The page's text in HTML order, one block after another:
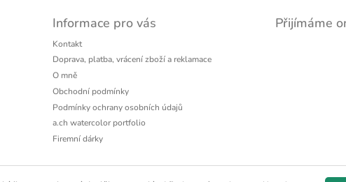
Informace pro vás
Kontakt
Doprava, platba, vrácení zboží a reklamace
O mně
Obchodní podmínky
Podmínky ochrany osobních údajů
a.ch watercolor portfolio
Firemní dárky
Přijímáme